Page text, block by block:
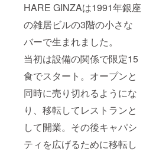
HARE GINZAは1991年銀座
の雑居ビルの3階の小さな
バーで生まれました。
当初は設備の関係で限定15
食でスタート。オープンと
同時に売り切れるようにな
り、移転してレストランと
して開業。その後キャパシ
ティを広げるために移転し